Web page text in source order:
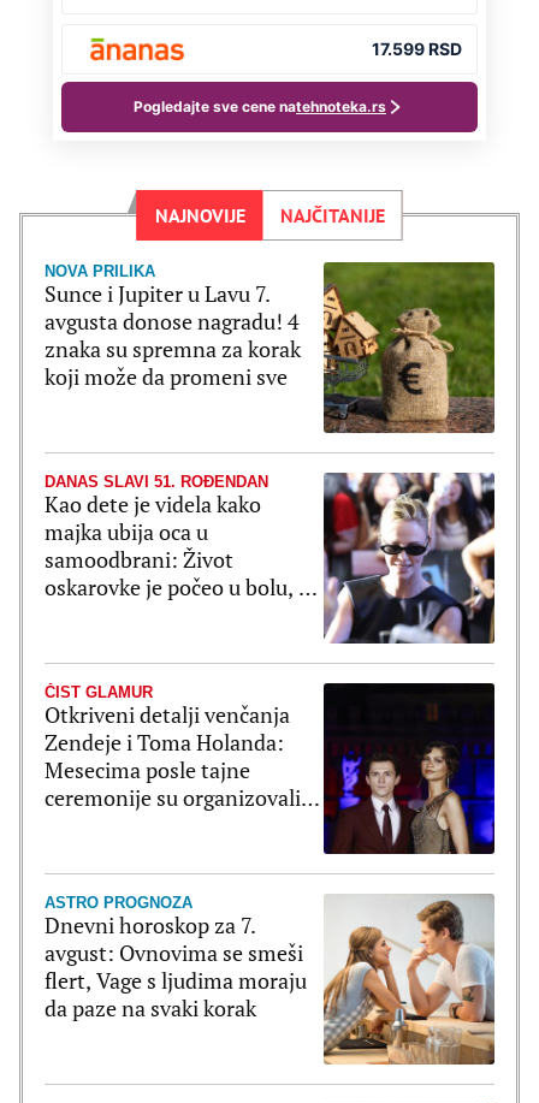
NAJNOVIJE NAJČITANIJE
NOVA PRILIKA
Sunce i Jupiter u Lavu 7.
avgusta donose nagradu! 4
znaka su spremna za korak
koji može da promeni sve
DANAS SLAVI 51. ROĐENDAN
Kao dete je videla kako
majka ubija oca u
samoodbrani: Život
oskarovke je počeo u bolu, a
ČIST GLAMUR
Otkriveni detalji venčanja
Zendeje i Toma Holanda:
Mesecima posle tajne
ceremonije su organizovali
ASTRO PROGNOZA
Dnevni horoskop za 7.
avgust: Ovnovima se smeši
flert, Vage s ljudima moraju
da paze na svaki korak